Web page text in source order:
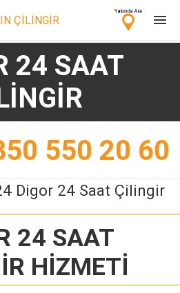
ÇİLİNGİR
24 SAAT
550 20 60
Digor 24 Saat Çilingir
24 SAAT
HİZMETİ